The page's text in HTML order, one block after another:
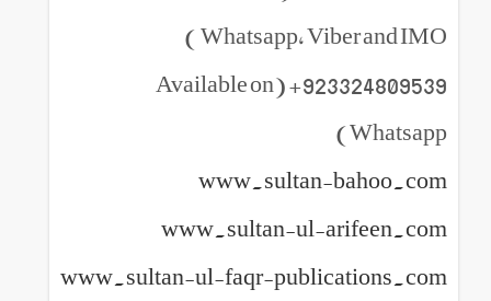
Whatsapp, Viber and IMO )
923324809539+ (Available on
Whatsapp)
www.sultan-bahoo.com
www.sultan-ul-arifeen.com
www.sultan-ul-faqr-publications.com